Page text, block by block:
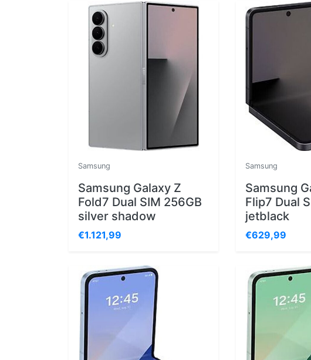
Samsung
Samsung Galaxy Z
Fold7 Dual SIM 256GB
silver shadow
€1.121,99
Samsung
Samsung
Flip7 Dual
jetblack
€629,99